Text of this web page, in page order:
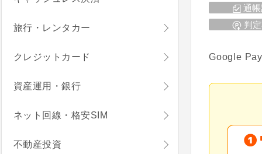
通
判
Google
旅行・レンタカー
クレジットカード
資産運用・銀行
ネット回線・格安SIM
不動産投資